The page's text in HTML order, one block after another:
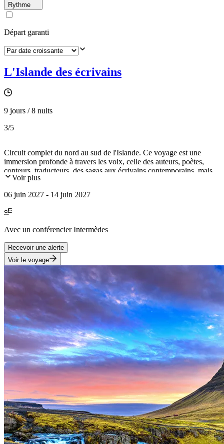
Rythme
Départ garanti
L'Islande des écrivains
9 jours / 8 nuits
3/5
Circuit complet du nord au sud de l'Islande. Ce voyage est une
immersion profonde à travers les voix, celle des auteurs, poètes,
conteurs, traducteurs, des sagas aux écrivains contemporains, mais
aussi à travers les paysages et les imaginaires de la littérature
visites de maison d’écrivains et de sites emblématiques ponctueront
notre découverte de ce pays. L’Islande comme vous ne l’aurez
jamais lue.
Voir plus
06 juin 2027 - 14 juin 2027
Avec un conférencier Intermèdes
Recevoir une alerte
Voir le voyage